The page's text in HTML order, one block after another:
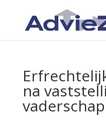
na
vaderschap